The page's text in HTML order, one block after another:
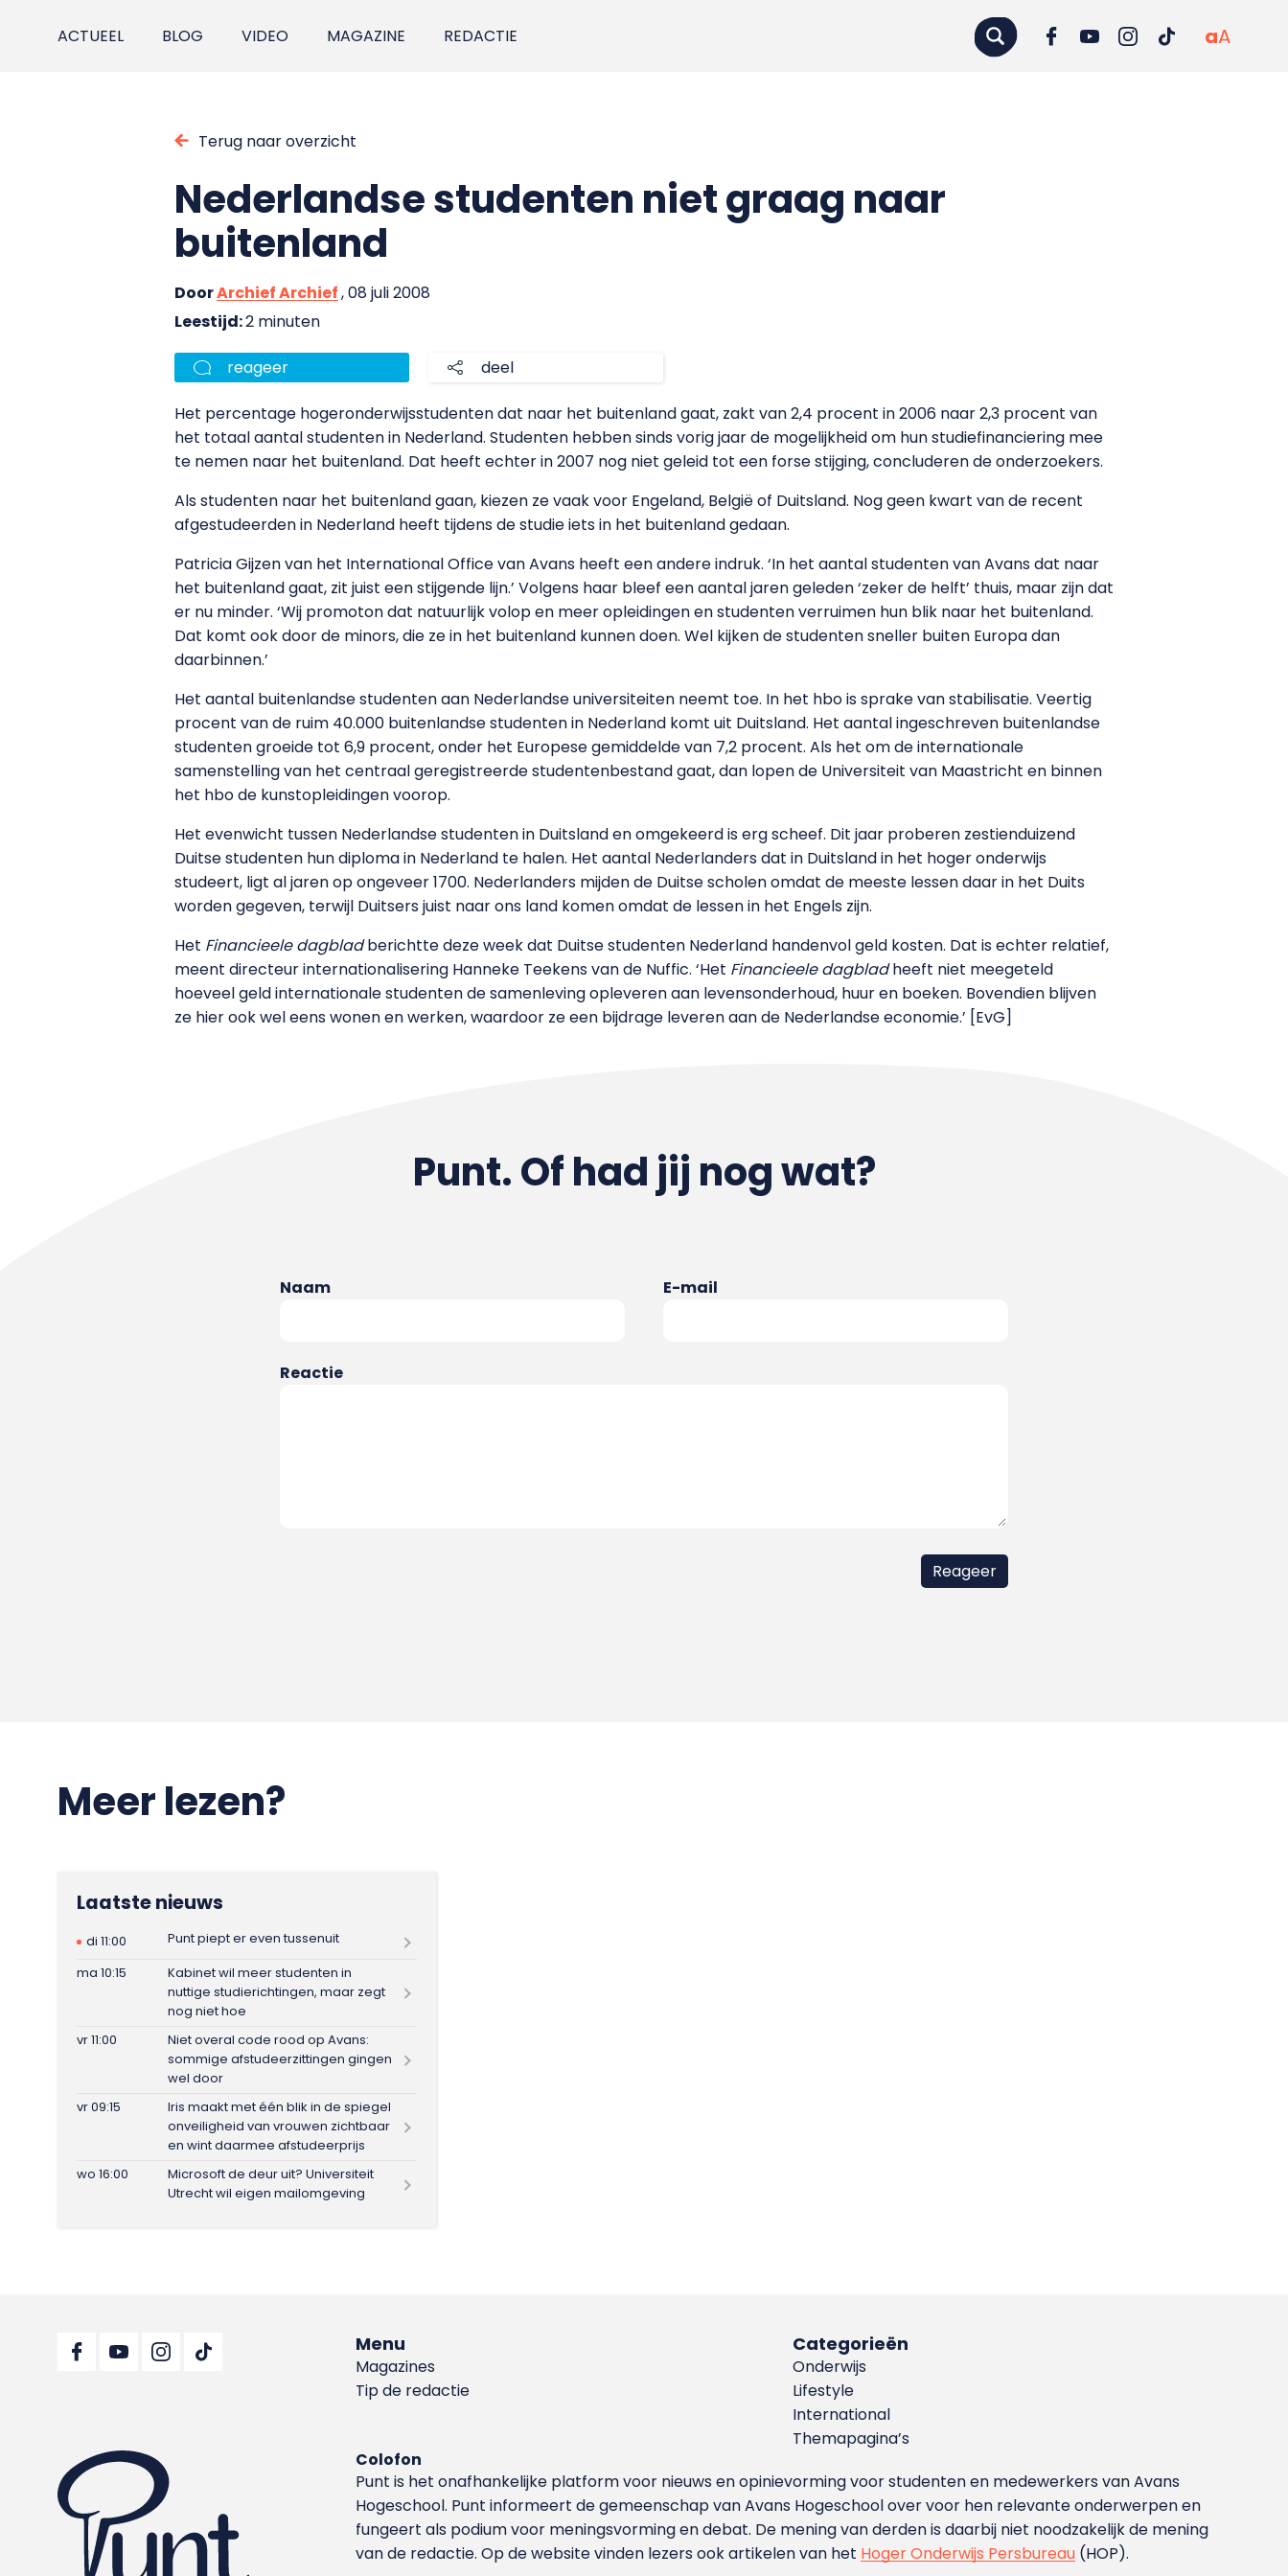
ACTUEEL BLOG VIDEO MAGAZINE REDACTIE aA
Terug naar overzicht
Nederlandse studenten niet graag naar
buitenland
DoorArchief Archief, 08 juli 2008
Leestijd:2 minuten
reageer deel
Het percentage hogeronderwijsstudenten dat naar het buitenland gaat, zakt van 2,4 procent in 2006 naar 2,3 procent van
het totaal aantal studenten in Nederland. Studenten hebben sinds vorig jaar de mogelijkheid om hun studiefinanciering mee
te nemen naar het buitenland. Dat heeft echter in 2007 nog niet geleid tot een forse stijging, concluderen de onderzoekers.
Als studenten naar het buitenland gaan, kiezen ze vaak voor Engeland, België of Duitsland. Nog geen kwart van de recent
afgestudeerden in Nederland heeft tijdens de studie iets in het buitenland gedaan.
Patricia Gijzen van het International Office van Avans heeft een andere indruk. ‘In het aantal studenten van Avans dat naar
het buitenland gaat, zit juist een stijgende lijn.’ Volgens haar bleef een aantal jaren geleden ‘zeker de helft’ thuis, maar zijn dat
er nu minder. ‘Wij promoton dat natuurlijk volop en meer opleidingen en studenten verruimen hun blik naar het buitenland.
Dat komt ook door de minors, die ze in het buitenland kunnen doen. Wel kijken de studenten sneller buiten Europa dan
daarbinnen.’
Het aantal buitenlandse studenten aan Nederlandse universiteiten neemt toe. In het hbo is sprake van stabilisatie. Veertig
procent van de ruim 40.000 buitenlandse studenten in Nederland komt uit Duitsland. Het aantal ingeschreven buitenlandse
studenten groeide tot 6,9 procent, onder het Europese gemiddelde van 7,2 procent. Als het om de internationale
samenstelling van het centraal geregistreerde studentenbestand gaat, dan lopen de Universiteit van Maastricht en binnen
het hbo de kunstopleidingen voorop.
Het evenwicht tussen Nederlandse studenten in Duitsland en omgekeerd is erg scheef. Dit jaar proberen zestienduizend
Duitse studenten hun diploma in Nederland te halen. Het aantal Nederlanders dat in Duitsland in het hoger onderwijs
studeert, ligt al jaren op ongeveer 1700. Nederlanders mijden de Duitse scholen omdat de meeste lessen daar in het Duits
worden gegeven, terwijl Duitsers juist naar ons land komen omdat de lessen in het Engels zijn.
Het Financieele dagbladberichtte deze week dat Duitse studenten Nederland handenvol geld kosten. Dat is echter relatief,
meent directeur internationalisering Hanneke Teekens van de Nuffic. ‘Het Financieele dagbladheeft niet meegeteld
hoeveel geld internationale studenten de samenleving opleveren aan levensonderhoud, huur en boeken. Bovendien blijven
ze hier ook wel eens wonen en werken, waardoor ze een bijdrage leveren aan de Nederlandse economie.’ [EvG]
Punt. Of had jij nog wat?
Naam E-mail
Reactie
Meer lezen?
Laatste nieuws
di 11:00
Punt piept er even tussenuit
ma 10:15
Kabinet wil meer studenten in
nuttige studierichtingen, maar zegt
nog niet hoe
vr 11:00
Niet overal code rood op Avans:
sommige afstudeerzittingen gingen
wel door
vr 09:15
Iris maakt met één blik in de spiegel
onveiligheid van vrouwen zichtbaar
en wint daarmee afstudeerprijs
wo 16:00
Microsoft de deur uit? Universiteit
Utrecht wil eigen mailomgeving
Menu
Magazines
Tip de redactie
Categorieën
Onderwijs
Lifestyle
International
Themapagina’s
Colofon
Punt is het onafhankelijke platform voor nieuws en opinievorming voor studenten en medewerkers van Avans
Hoge­school. Punt informeert de gemeenschap van Avans Hogeschool over voor hen relevante onderwerpen en
fungeert als podium voor meningsvorming en debat. De mening van derden is daarbij niet noodzakelijk de mening
van de redactie. Op de website vinden lezers ook artikelen van het Hoger Onderwijs Persbureau (HOP).